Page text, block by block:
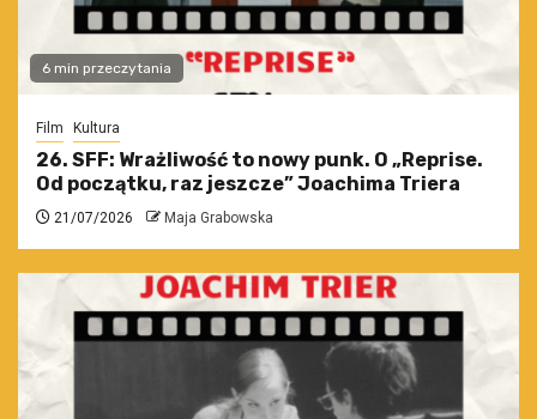
6 min przeczytania
Film Kultura
26. SFF: Wrażliwość to nowy punk. O „Reprise.
Od początku, raz jeszcze” Joachima Triera
21/07/2026 Maja Grabowska